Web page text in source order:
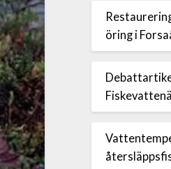
öring i